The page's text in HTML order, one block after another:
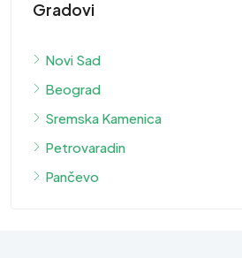
Gradovi
Novi Sad
Beograd
Sremska Kamenica
Petrovaradin
Pančevo